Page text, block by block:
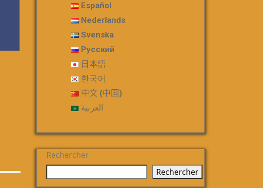
Español
Nederlands
Svenska
Русский
日本語
한국어
中文 (中国)
العربية
Rechercher
Rechercher